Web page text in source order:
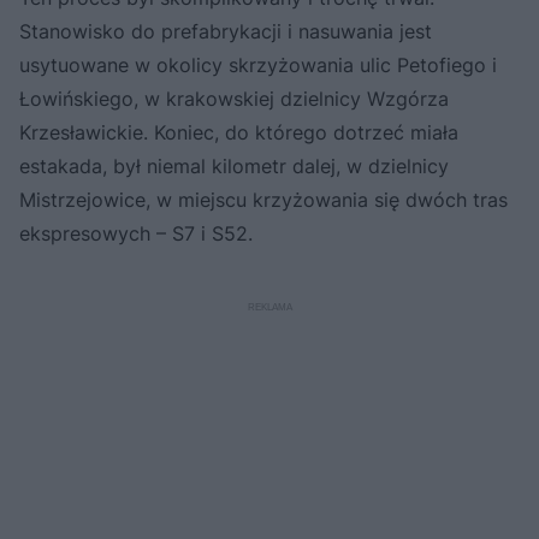
Stanowisko do prefabrykacji i nasuwania jest
usytuowane w okolicy skrzyżowania ulic Petofiego i
Łowińskiego, w krakowskiej dzielnicy Wzgórza
Krzesławickie. Koniec, do którego dotrzeć miała
estakada, był niemal kilometr dalej, w dzielnicy
Mistrzejowice, w miejscu krzyżowania się dwóch tras
ekspresowych – S7 i S52.